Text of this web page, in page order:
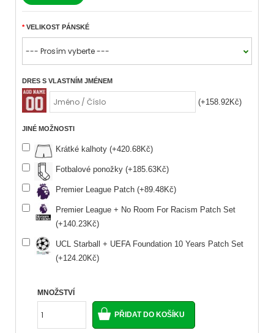
VELIKOST PÁNSKÉ
DRES S VLASTNÍM JMÉNEM
(+158.92Kč)
JINÉ MOŽNOSTI
Krátké kalhoty (+420.68Kč)
Fotbalové ponožky (+185.63Kč)
Premier League Patch (+89.48Kč)
Premier League + No Room For Racism Patch Set
(+140.23Kč)
UCL Starball + UEFA Foundation 10 Years Patch Set
(+124.20Kč)
MNOŽSTVÍ